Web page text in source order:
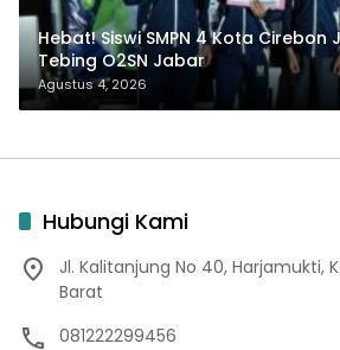
Hebat! Siswi SMPN 4 Kota Cirebon
Tebing O2SN Jabar
Agustus 4, 2026
Hubungi Kami
Jl. Kalitanjung No 40, Harjamukti,
Barat
081222299456